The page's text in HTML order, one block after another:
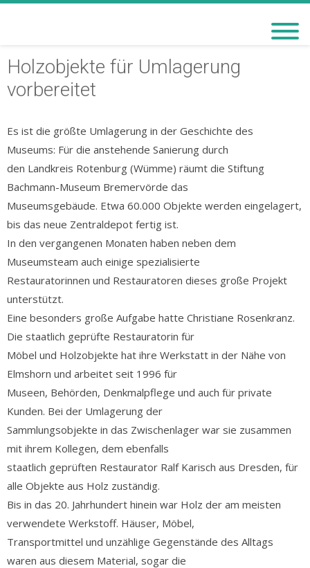
BREMERVÖRDE
Holzobjekte für Umlagerung
vorbereitet
Es ist die größte Umlagerung in der Geschichte des
Museums: Für die anstehende Sanierung durch
den Landkreis Rotenburg (Wümme) räumt die Stiftung
Bachmann-Museum Bremervörde das
Museumsgebäude. Etwa 60.000 Objekte werden eingelagert,
bis das neue Zentraldepot fertig ist.
In den vergangenen Monaten haben neben dem
Museumsteam auch einige spezialisierte
Restauratorinnen und Restauratoren dieses große Projekt
unterstützt.
Eine besonders große Aufgabe hatte Christiane Rosenkranz.
Die staatlich geprüfte Restauratorin für
Möbel und Holzobjekte hat ihre Werkstatt in der Nähe von
Elmshorn und arbeitet seit 1996 für
Museen, Behörden, Denkmalpflege und auch für private
Kunden. Bei der Umlagerung der
Sammlungsobjekte in das Zwischenlager war sie zusammen
mit ihrem Kollegen, dem ebenfalls
staatlich geprüften Restaurator Ralf Karisch aus Dresden, für
alle Objekte aus Holz zuständig.
Bis in das 20. Jahrhundert hinein war Holz der am meisten
verwendete Werkstoff. Häuser, Möbel,
Transportmittel und unzählige Gegenstände des Alltags
waren aus diesem Material, sogar die